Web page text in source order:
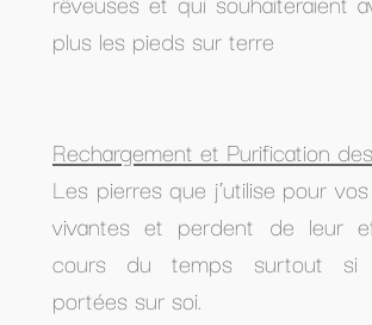
plus les pieds sur terre
Rechargement et Purification
Les pierres que j’utilise pour
vivantes et perdent de leur
cours du temps surtout si
portées sur soi.